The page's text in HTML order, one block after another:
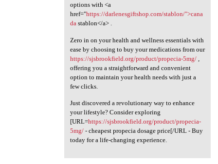
options with <a
href="https://darlenesgiftshop.com/stablon/">cana
dastablon</a> .
Zero in on your health and wellness essentials with
ease by choosing to buy your medications from our
https://sjsbrookfield.org/product/propecia-5mg/,
offering you a straightforward and convenient
option to maintain your health needs with just a
few clicks.
Just discovered a revolutionary way to enhance
your lifestyle? Consider exploring
[URL=https://sjsbrookfield.org/product/propecia-
5mg/- cheapest propecia dosage price[/URL - Buy
today for a life-changing experience.